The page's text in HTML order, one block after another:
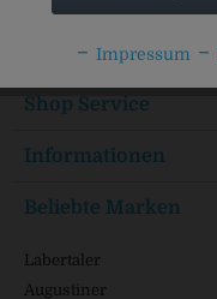
Service Hotline
Shop Service
Informationen
Beliebte Marken
Labertaler
Augustiner
Impressum